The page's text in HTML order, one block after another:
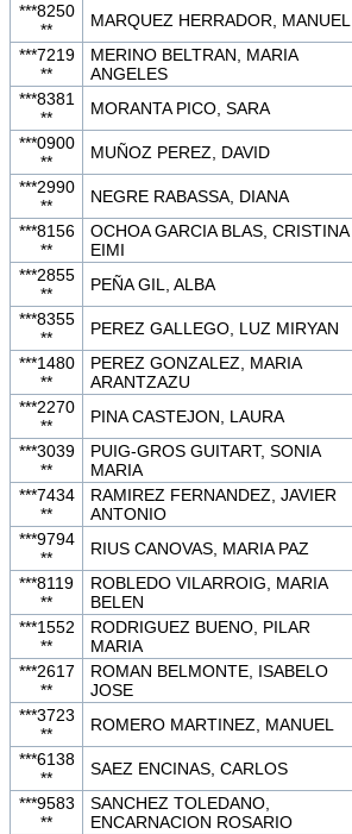
***8250
**
MARQUEZ HERRADOR, MANUEL
***7219
**
MERINO BELTRAN, MARIA
ANGELES
***8381
**
MORANTA PICO, SARA
***0900
**
MUÑOZ PEREZ, DAVID
***2990
**
NEGRE RABASSA, DIANA
***8156
**
OCHOA GARCIA BLAS, CRISTINA
EIMI
***2855
**
PEÑA GIL, ALBA
***8355
**
PEREZ GALLEGO, LUZ MIRYAN
***1480
**
PEREZ GONZALEZ, MARIA
ARANTZAZU
***2270
**
PINA CASTEJON, LAURA
***3039
**
PUIG-GROS GUITART, SONIA
MARIA
***7434
**
RAMIREZ FERNANDEZ, JAVIER
ANTONIO
***9794
**
RIUS CANOVAS, MARIA PAZ
***8119
**
ROBLEDO VILARROIG, MARIA
BELEN
***1552
**
RODRIGUEZ BUENO, PILAR
MARIA
***2617
**
ROMAN BELMONTE, ISABELO
JOSE
***3723
**
ROMERO MARTINEZ, MANUEL
***6138
**
SAEZ ENCINAS, CARLOS
***9583
**
SANCHEZ TOLEDANO,
ENCARNACION ROSARIO